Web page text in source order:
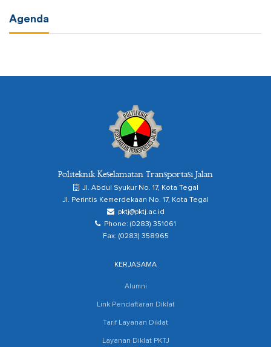
Agenda
Politeknik Keselamatan Transportasi Jalan
Jl. Abdul Syukur No. 17, Kota Tegal
Jl. Perintis Kemerdekaan No. 17, Kota Tegal
pktj@pktj.ac.id
Phone: (0283) 351061
Fax: (0283) 358965
KERJASAMA
Alumni
Link Pendaftaran Diklat
Tarif Layanan Diklat
Layanan Diklat PKTJ